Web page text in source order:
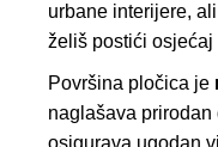
urbane interijere,
želiš postići osjećaj
Površina pločica je
naglašava
osigurava ugodan